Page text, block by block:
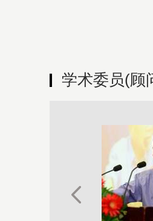
学术委员(顾